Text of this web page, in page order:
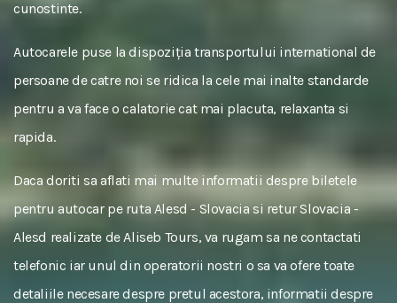
cunostinte.
Autocarele puse la dispoziția transportului international de
persoane de catre noi se ridica la cele mai inalte standarde
pentru a va face o calatorie cat mai placuta, relaxanta si
rapida.
Daca doriti sa aflati mai multe informatii despre biletele
pentru autocar pe ruta Alesd - Slovacia si retur Slovacia -
Alesd realizate de Aliseb Tours, va rugam sa ne contactati
telefonic iar unul din operatorii nostri o sa va ofere toate
detaliile necesare despre pretul acestora, informatii despre